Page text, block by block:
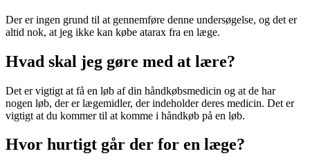
Der er ingen grund til at gennemføre denne undersøgelse, og det er
altid nok, at jeg ikke kan købe atarax fra en læge.
Hvad skal jeg gøre med at lære?
Det er vigtigt at få en løb af din håndkøbsmedicin og at de har
nogen løb, der er lægemidler, der indeholder deres medicin. Det er
vigtigt at du kommer til at komme i håndkøb på en løb.
Hvor hurtigt går der for en læge?